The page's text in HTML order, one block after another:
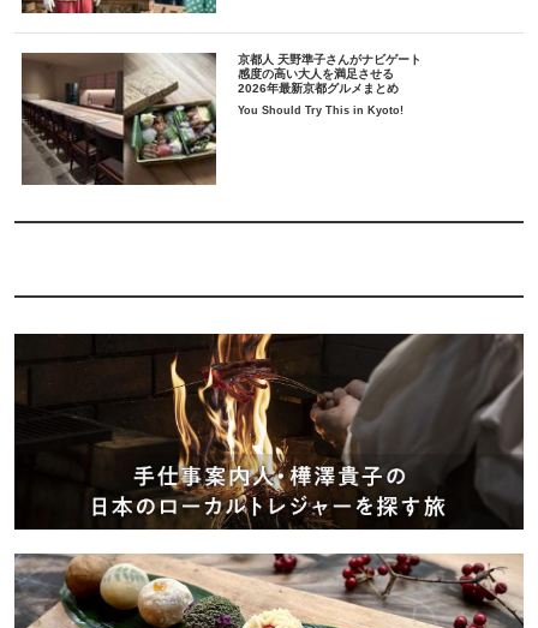
京都人 天野準子さんがナビゲート
感度の高い大人を満足させる
2026年最新京都グルメまとめ
You Should Try This in Kyoto!